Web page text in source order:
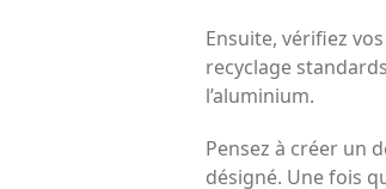
Ensuite, vérifiez
recyclage
l’aluminium.
Pensez à créer un
désigné. Une fois